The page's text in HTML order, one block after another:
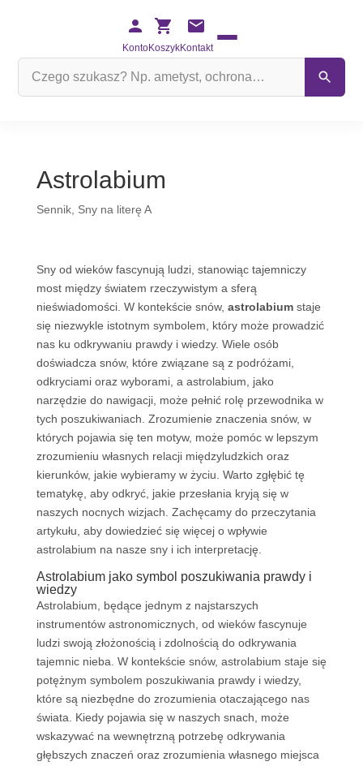
KontoKoszykKontakt
Astrolabium
Sennik, Sny na literę A
Sny od wieków fascynują ludzi, stanowiąc tajemniczy
most między światem rzeczywistym a sferą
nieświadomości. W kontekście snów, astrolabiumstaje
się niezwykle istotnym symbolem, który może prowadzić
nas ku odkrywaniu prawdy i wiedzy. Wiele osób
doświadcza snów, które związane są z podróżami,
odkryciami oraz wyborami, a astrolabium, jako
narzędzie do nawigacji, może pełnić rolę przewodnika w
tych poszukiwaniach. Zrozumienie znaczenia snów, w
których pojawia się ten motyw, może pomóc w lepszym
zrozumieniu własnych relacji międzyludzkich oraz
kierunków, jakie wybieramy w życiu. Warto zgłębić tę
tematykę, aby odkryć, jakie przesłania kryją się w
naszych nocnych wizjach. Zachęcamy do przeczytania
artykułu, aby dowiedzieć się więcej o wpływie
astrolabium na nasze sny i ich interpretację.
Astrolabium jako symbol poszukiwania prawdy i
wiedzy
Astrolabium, będące jednym z najstarszych
instrumentów astronomicznych, od wieków fascynuje
ludzi swoją złożonością i zdolnością do odkrywania
tajemnic nieba. W kontekście snów, astrolabium staje się
potężnym symbolem poszukiwania prawdy i wiedzy,
które są niezbędne do zrozumienia otaczającego nas
świata. Kiedy pojawia się w naszych snach, może
wskazywać na wewnętrzną potrzebę odkrywania
głębszych znaczeń oraz zrozumienia własnego miejsca